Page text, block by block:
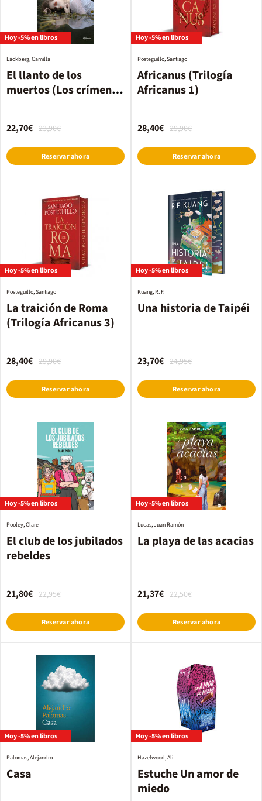
Hoy -5% en libros
El llanto de los
muertos (Los crímenes
Läckberg, Camilla
23,90€
22,70€
Reservar ahora
Hoy -5% en libros
Africanus (Trilogía
Africanus 1)
Posteguillo, Santiago
29,90€
28,40€
Reservar ahora
Hoy -5% en libros
La traición de Roma
(Trilogía Africanus 3)
Posteguillo, Santiago
29,90€
28,40€
Reservar ahora
Hoy -5% en libros
Una historia de Taipéi
Kuang, R. F.
24,95€
23,70€
Reservar ahora
Hoy -5% en libros
El club de los jubilados
rebeldes
Pooley, Clare
22,95€
21,80€
Reservar ahora
Hoy -5% en libros
La playa de las acacias
Lucas, Juan Ramón
22,50€
21,37€
Reservar ahora
Hoy -5% en libros
Casa
Palomas, Alejandro
Hoy -5% en libros
Estuche Un amor de
miedo
Hazelwood, Ali